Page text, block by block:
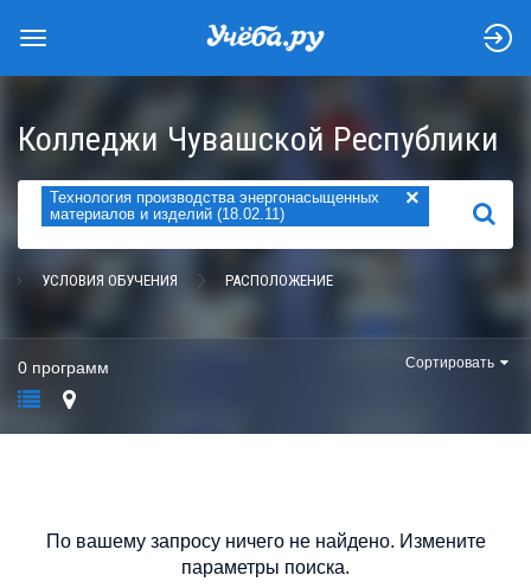
Колледжи Чувашской Республики
Технология производства энергонасыщенных
материалов и изделий (18.02.11)
×
НАЙТИ
УСЛОВИЯ ОБУЧЕНИЯ РАСПОЛОЖЕНИЕ
0 программ Сортировать
По вашему запросу ничего не найдено. Измените
параметры поиска.